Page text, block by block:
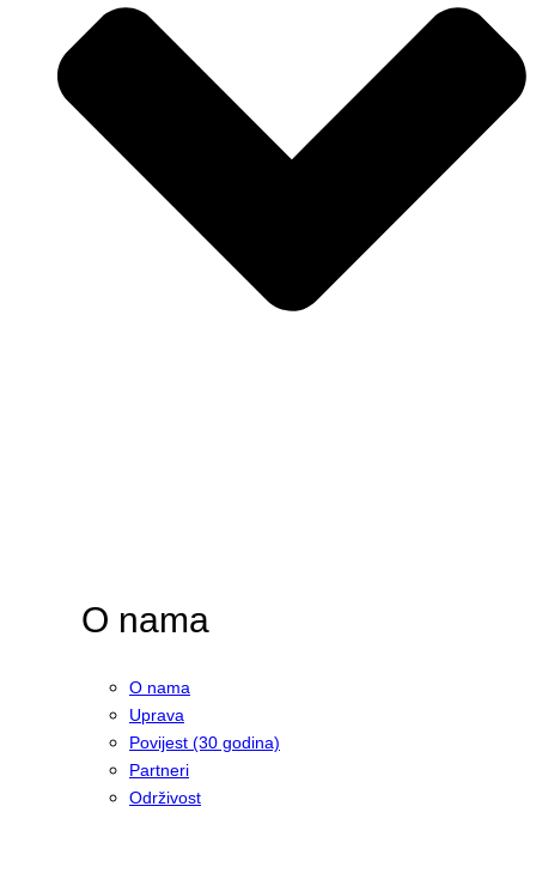
O nama
O nama
Uprava
Povijest (30 godina)
Partneri
Održivost